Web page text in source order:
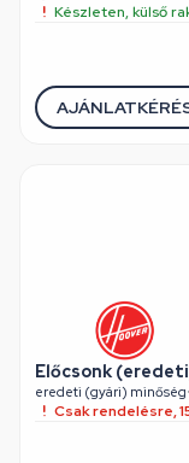
Készleten, külső
Előcsonk
eredeti (gyári) minőség•
Csak rendelésre,